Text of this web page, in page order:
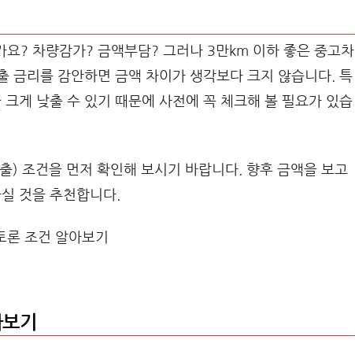
요? 차량감가? 금액부담? 그러나 3만km 이하 좋은 중고차
금리를 감안하면 금액 차이가 생각보다 크지 않습니다. 특
게 낮출 수 있기 때문에 사전에 꼭 체크해 볼 필요가 있습
) 조건을 먼저 확인해 보시기 바랍니다. 향후 금액을 보고
것을 추천합니다.
기